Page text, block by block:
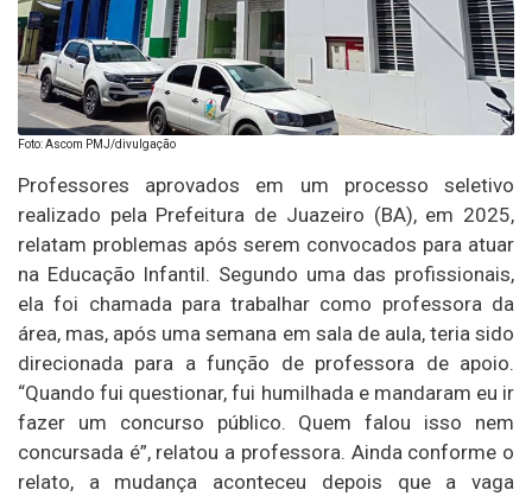
Foto: Ascom PMJ/divulgação
Professores aprovados em um processo seletivo
realizado pela Prefeitura de Juazeiro (BA), em 2025,
relatam problemas após serem convocados para atuar
na Educação Infantil. Segundo uma das profissionais,
ela foi chamada para trabalhar como professora da
área, mas, após uma semana em sala de aula, teria sido
direcionada para a função de professora de apoio.
“Quando fui questionar, fui humilhada e mandaram eu ir
fazer um concurso público. Quem falou isso nem
concursada é”, relatou a professora. Ainda conforme o
relato, a mudança aconteceu depois que a vaga